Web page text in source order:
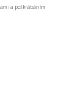
a poškrábáním